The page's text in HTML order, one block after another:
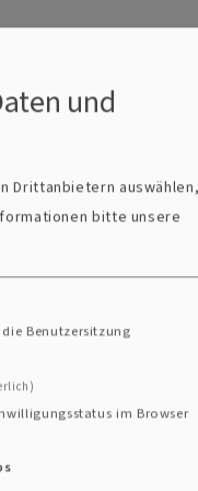
ohne Demenz haben
Da ist diese große
(ein Fluss?), auf
dem Baum ein
Kelch. Und nun sehe
sich wie ein Kelch,
einen Trunk. So wird
hinaus, zum
wird zum ‚Haus
‚Hoffnung und Kraft‘.
und
Drittanbietern
bitte unsere
Benutzersitzung
im Browser